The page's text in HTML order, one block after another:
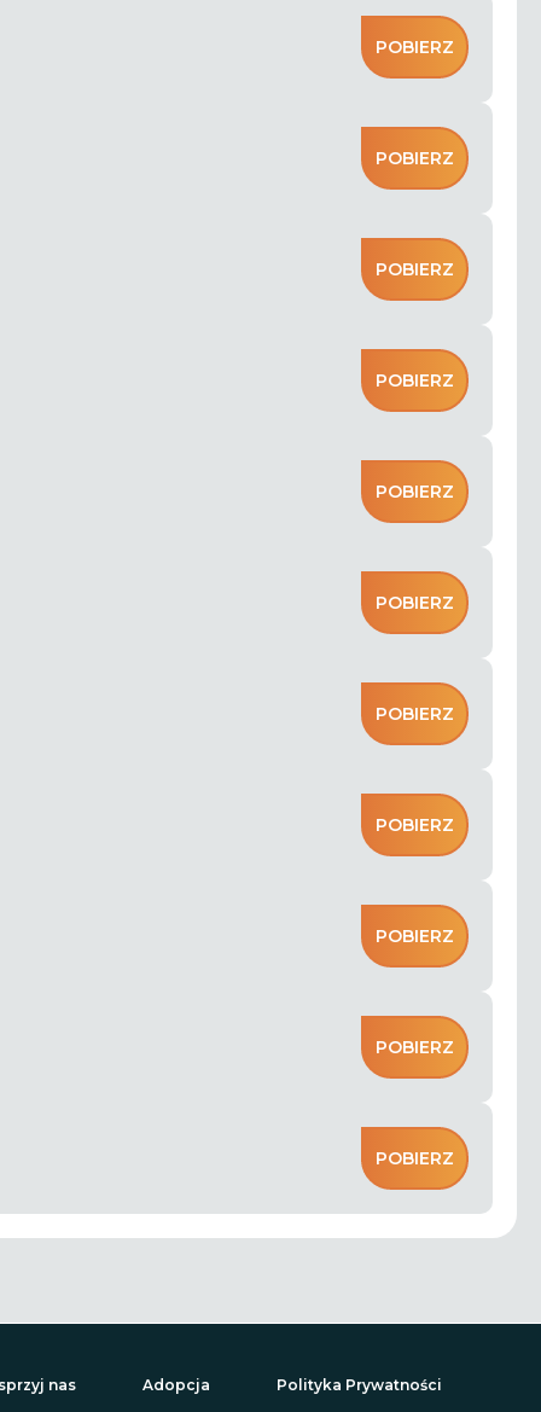
POBIERZ
POBIERZ
POBIERZ
POBIERZ
POBIERZ
POBIERZ
POBIERZ
POBIERZ
POBIERZ
POBIERZ
POBIERZ
nas Adopcja Polityka Prywatności